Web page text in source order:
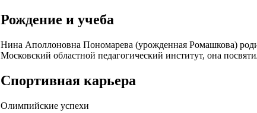
Рождение и учеба
Нина Аполлоновна Пономарева (урожденная Ромашкова)
Московский областной педагогический институт, она
Спортивная карьера
Олимпийские успехи